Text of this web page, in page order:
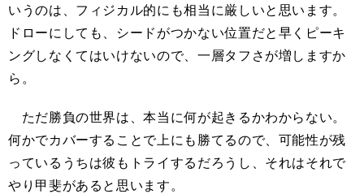
いうのは、フィジカル的にも相当に厳しいと思います。
ドローにしても、シードがつかない位置だと早くピーキ
ングしなくてはいけないので、一層タフさが増しますか
ら。
ただ勝負の世界は、本当に何が起きるかわからない。
何かでカバーすることで上にも勝てるので、可能性が残
っているうちは彼もトライするだろうし、それはそれで
やり甲斐があると思います。